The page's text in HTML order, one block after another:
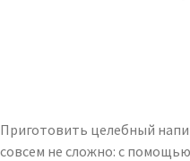
Приготовить целебный
совсем не сложно: с